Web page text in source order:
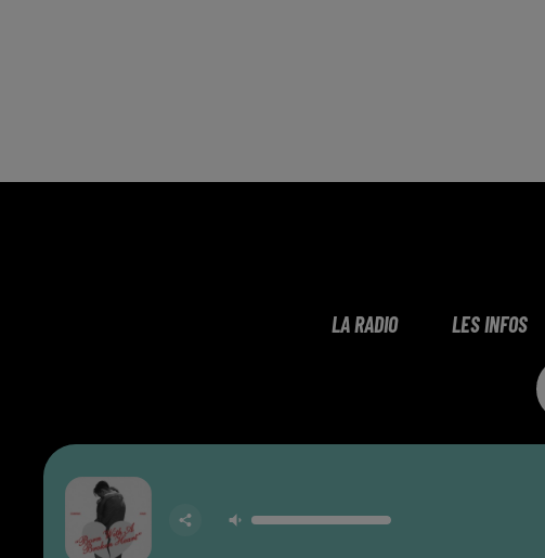
LA RADIO LES INFOS